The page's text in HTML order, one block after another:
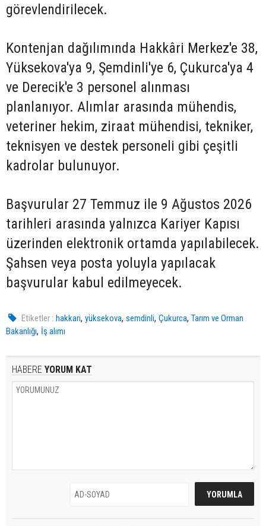
görevlendirilecek.
Kontenjan dağılımında Hakkâri Merkez'e 38,
Yüksekova'ya 9, Şemdinli'ye 6, Çukurca'ya 4
ve Derecik'e 3 personel alınması
planlanıyor. Alımlar arasında mühendis,
veteriner hekim, ziraat mühendisi, tekniker,
teknisyen ve destek personeli gibi çeşitli
kadrolar bulunuyor.
Başvurular 27 Temmuz ile 9 Ağustos 2026
tarihleri arasında yalnızca Kariyer Kapısı
üzerinden elektronik ortamda yapılabilecek.
Şahsen veya posta yoluyla yapılacak
başvurular kabul edilmeyecek.
Etiketler : hakkari,yüksekova,semdinli,Çukurca,Tarım ve Orman
Bakanlığı, İş alımı
HABERE YORUM KAT